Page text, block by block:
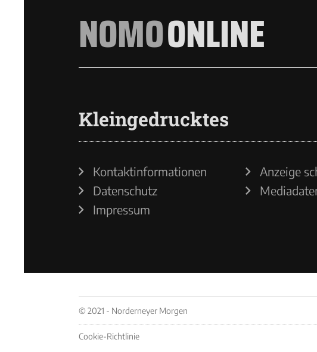
NOMOONLINE
Kleingedrucktes
Kontaktinformationen
Datenschutz
Impressum
Anzeige
© 2021 - Norderneyer Morgen
Cookie-Richtlinie